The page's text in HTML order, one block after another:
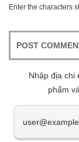
Enter the characters
Nhập địa chi
phẩm